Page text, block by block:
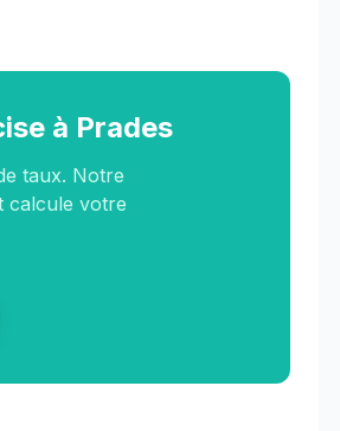
à Prades
taux. Notre
calcule votre